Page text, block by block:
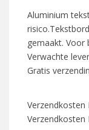
Aluminium
gemaakt. Voor
Verwachte
Gratis
Verzendkosten
Verzendkosten